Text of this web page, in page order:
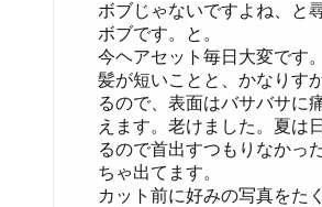
ボブじゃないですよね、と
ボブです。と。
今ヘアセット毎日大変です
髪が短いことと、かなりす
るので、表面はバサバサに
えます。老けました。夏は
るので首出すつもりなかっ
ちゃ出てます。
カット前に好みの写真をた